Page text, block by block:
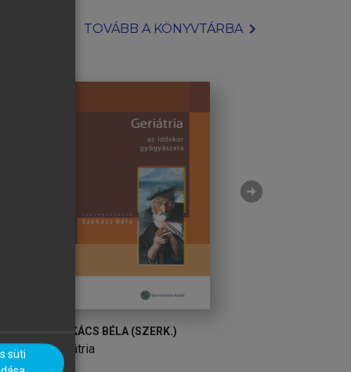
TOVÁBB A KÖNYVTÁRBAchevron_right
SZÉKÁCS BÉLA (SZERK.)
Geriátria
arrow_circle_right
süti